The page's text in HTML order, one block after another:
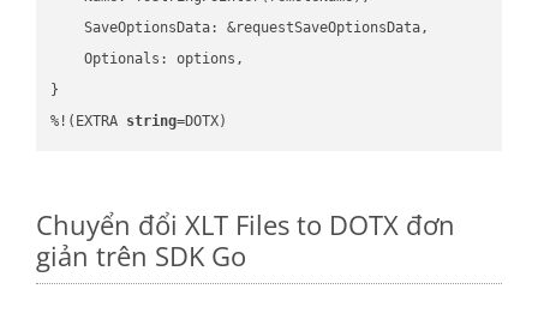
    SaveOptionsData: &requestSaveOptionsData,
    Optionals: options,
}
%!(EXTRA string=DOTX)
Chuyển đổi XLT Files to DOTX đơn
giản trên SDK Go